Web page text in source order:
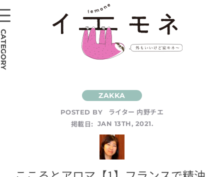
POSTED BY
ライター 内野チエ
掲載日:
JAN 13TH, 2021.